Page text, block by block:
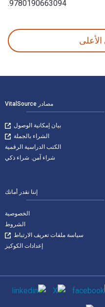
9780190663094.
الأعلى
مصادر VitalSource
بيان إمكانية الوصول
الشراء بالجملة
الكتب الدراسية الرقمية
شراء آمن. شراء ذكي
إننا نقدر أمانك
الخصوصية
الشروط
سياسة ملفات تعريف الارتباط
إعدادات الكوكيز